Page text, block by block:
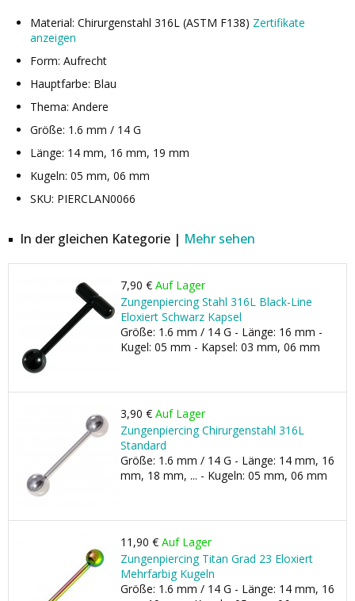
Material: Chirurgenstahl 316L (ASTM F138) Zertifikate
anzeigen
Form: Aufrecht
Hauptfarbe: Blau
Thema: Andere
Größe: 1.6 mm / 14 G
Länge: 14 mm, 16 mm, 19 mm
Kugeln: 05 mm, 06 mm
SKU: PIERCLAN0066
In der gleichen Kategorie | Mehr sehen
7,90 € Auf Lager
Zungenpiercing Stahl 316L Black-Line
Eloxiert Schwarz Kapsel
Größe: 1.6 mm / 14 G - Länge: 16 mm -
Kugel: 05 mm - Kapsel: 03 mm, 06 mm
3,90 € Auf Lager
Zungenpiercing Chirurgenstahl 316L
Standard
Größe: 1.6 mm / 14 G - Länge: 14 mm, 16
mm, 18 mm, ... - Kugeln: 05 mm, 06 mm
11,90 € Auf Lager
Zungenpiercing Titan Grad 23 Eloxiert
Mehrfarbig Kugeln
Größe: 1.6 mm / 14 G - Länge: 14 mm, 16